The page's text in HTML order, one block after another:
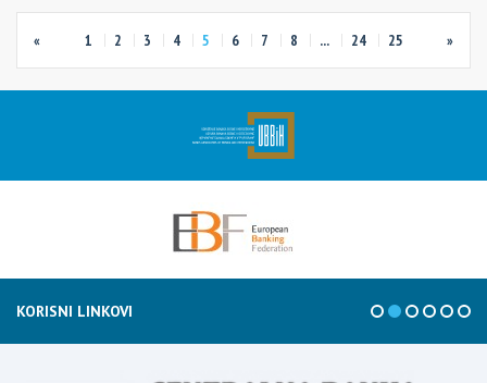
« 1 2 3 4 5 6 7 8 ... 24 25 »
KORISNI LINKOVI